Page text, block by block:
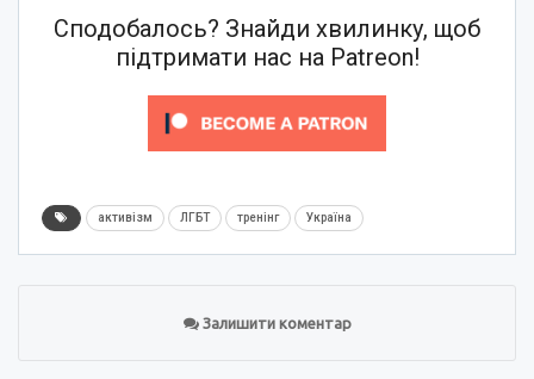
Сподобалось? Знайди хвилинку, щоб
підтримати нас на Patreon!
активізм ЛГБТ тренінг Україна
Залишити коментар